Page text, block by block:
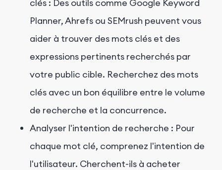
clés : Des outils comme Google Keyword
Planner, Ahrefs ou SEMrush peuvent vous
aider à trouver des mots clés et des
expressions pertinents recherchés par
votre public cible. Recherchez des mots
clés avec un bon équilibre entre le volume
de recherche et la concurrence.
Analyser l'intention de recherche : Pour
chaque mot clé, comprenez l'intention de
l'utilisateur. Cherchent-ils à acheter